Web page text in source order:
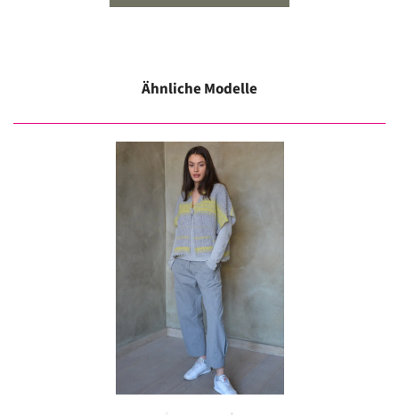
Ähnliche Modelle